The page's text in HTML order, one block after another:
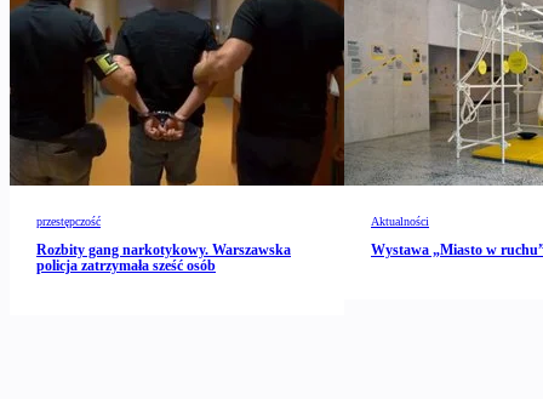
przestępczość
Rozbity gang narkotykowy. Warszawska
policja zatrzymała sześć osób
Aktualności
Wystawa „Miasto w